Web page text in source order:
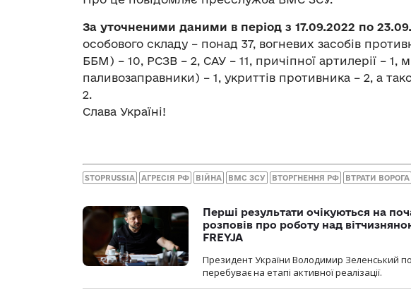
За уточненими даними в період з 17.09.2022 по
особового складу – понад 37, вогневих засобів
ББМ) – 10, РСЗВ – 2, САУ – 11, причіпної артилерії – 1,
паливозаправники) – 1, укриттів противника – 2, а
2.
Слава Україні!
STOPRUSSIA АГРЕСІЯ РФ ВІЙНА ВМС ЗСУ ВТОРГНЕННЯ РФ ВТРАТИ ВОРОГА
Перші результати очікуються на
розповів про роботу над
FREYJA
Президент України Володимир Зеленський
перебуває на етапі активної реалізації.